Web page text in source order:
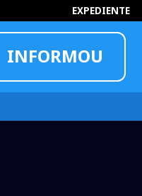
EXPEDIENTE
INFORMOU